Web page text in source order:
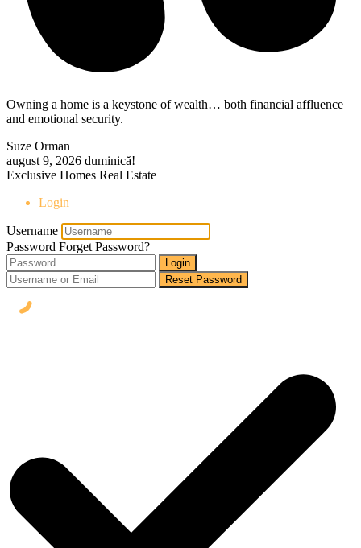
Owning a home is a keystone of wealth… both financial affluence
and emotional security.
Suze Orman
august 9, 2026 duminică!
Exclusive Homes Real Estate
Login
Username
Password Forget Password?
Login
Reset Password